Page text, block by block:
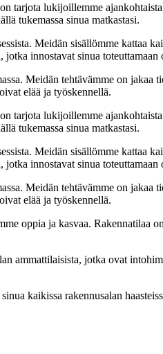
tarjota lukijoillemme
tukemassa sinua matkastasi.
Meidän sisällömme kattaa
innostavat sinua toteuttamaan
Meidän tehtävämme on jakaa
elää ja työskennellä.
tarjota lukijoillemme
tukemassa sinua matkastasi.
Meidän sisällömme kattaa
innostavat sinua toteuttamaan
Meidän tehtävämme on jakaa
elää ja työskennellä.
oppia ja kasvaa. Rakennatilaa
ammattilaisista, jotka ovat
kaikissa rakennusalan